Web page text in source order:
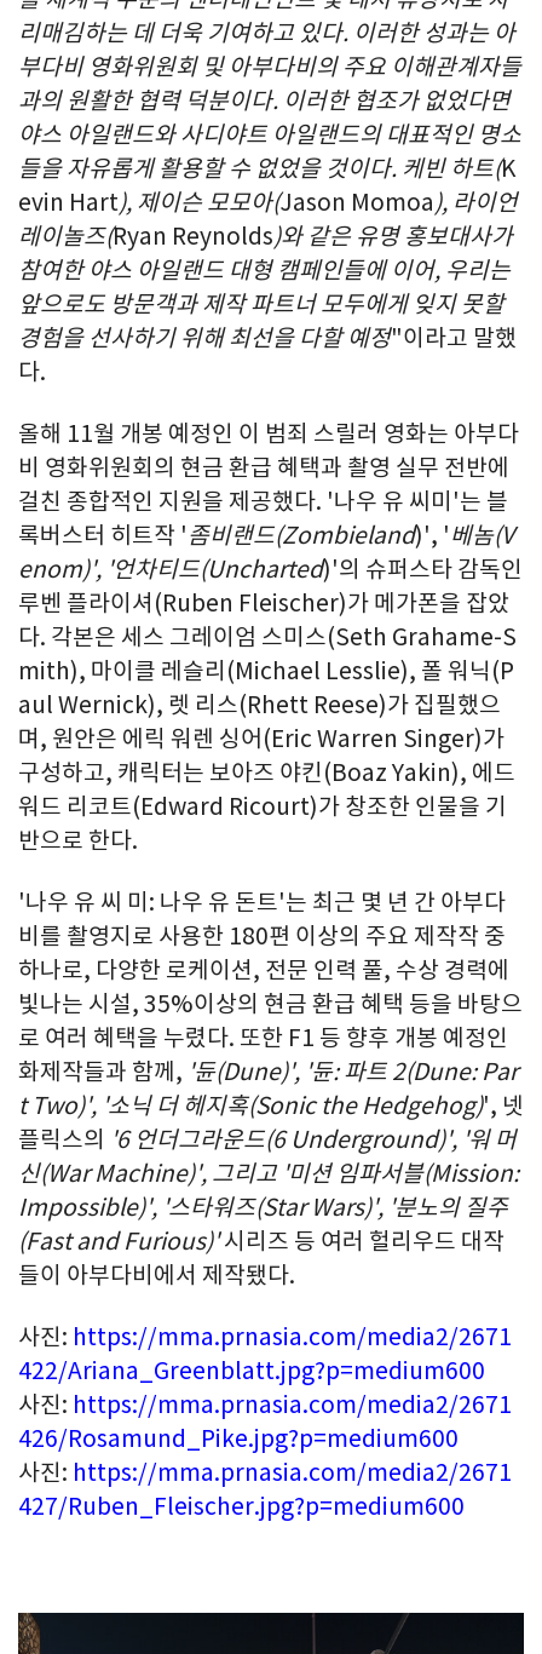
리매김하는 데 더욱 기여하고 있다. 이러한 성과는 아
부다비 영화위원회 및 아부다비의 주요 이해관계자들
과의 원활한 협력 덕분이다. 이러한 협조가 없었다면
야스 아일랜드와사디야트 아일랜드의 대표적인 명소
들을 자유롭게 활용할 수 없었을 것이다. 케빈 하트(K
evin Hart), 제이슨 모모아(Jason Momoa), 라이언
레이놀즈(Ryan Reynolds)와 같은 유명 홍보대사가
참여한 야스 아일랜드 대형 캠페인들에 이어, 우리는
앞으로도 방문객과 제작 파트너 모두에게 잊지 못할
경험을 선사하기 위해 최선을 다할 예정"이라고 말했
다.
올해 11월 개봉 예정인 이 범죄 스릴러 영화는 아부다
비 영화위원회의 현금 환급 혜택과 촬영 실무 전반에
걸친 종합적인 지원을 제공했다. '나우 유 씨미'는 블
록버스터 히트작 '좀비랜드(Zombieland)', '베놈(V
enom)', '언차티드(Uncharted)'의 슈퍼스타 감독인
루벤 플라이셔(Ruben Fleischer)가 메가폰을 잡았
다. 각본은 세스 그레이엄 스미스(Seth Grahame-S
mith), 마이클 레슬리(Michael Lesslie), 폴 워닉(P
aul Wernick), 렛 리스(Rhett Reese)가 집필했으
며, 원안은 에릭 워렌 싱어(Eric Warren Singer)가
구성하고, 캐릭터는 보아즈 야킨(Boaz Yakin), 에드
워드 리코트(Edward Ricourt)가 창조한 인물을 기
반으로 한다.
'나우 유 씨 미: 나우 유 돈트'는 최근 몇 년 간 아부다
비를 촬영지로 사용한 180편 이상의 주요 제작작 중
하나로, 다양한 로케이션, 전문 인력 풀, 수상 경력에
빛나는 시설, 35%이상의 현금 환급 혜택 등을 바탕으
로 여러 혜택을 누렸다. 또한 F1 등 향후 개봉 예정인
화제작들과 함께, '듄(Dune)', '듄:파트 2(Dune: Par
t Two)', '소닉 더 헤지혹(Sonic the Hedgehog)', 넷
플릭스의 '6 언더그라운드(6 Underground)', '워 머
신(War Machine)', 그리고'미션 임파서블(Mission:
Impossible)', '스타워즈(Star Wars)', '분노의 질주
(Fast and Furious)'시리즈 등 여러 헐리우드 대작
들이 아부다비에서 제작됐다.
사진: https://mma.prnasia.com/media2/2671
422/Ariana_Greenblatt.jpg?p=medium600
사진: https://mma.prnasia.com/media2/2671
426/Rosamund_Pike.jpg?p=medium600
사진: https://mma.prnasia.com/media2/2671
427/Ruben_Fleischer.jpg?p=medium600